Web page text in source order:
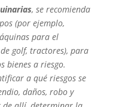
, se recomienda
(por ejemplo,
para el
golf, tractores), para
bienes a riesgo.
a qué riesgos se
daños, robo y